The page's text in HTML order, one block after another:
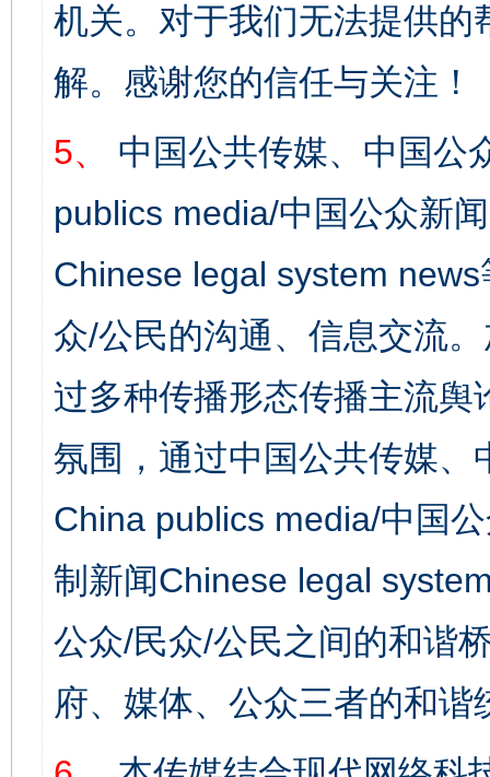
机关。对于我们无法提供
解。感谢您的信任与关注！
5、
中国公共传媒、中国公
publics media/中国公众新
Chinese legal system
众/公民的沟通、信息交流
过多种传播形态传播主流
氛围，通过中国公共传媒
China publics media/中国
制新闻Chinese legal
公众/民众/公民之间的和谐
府、媒体、公众三者的和谐